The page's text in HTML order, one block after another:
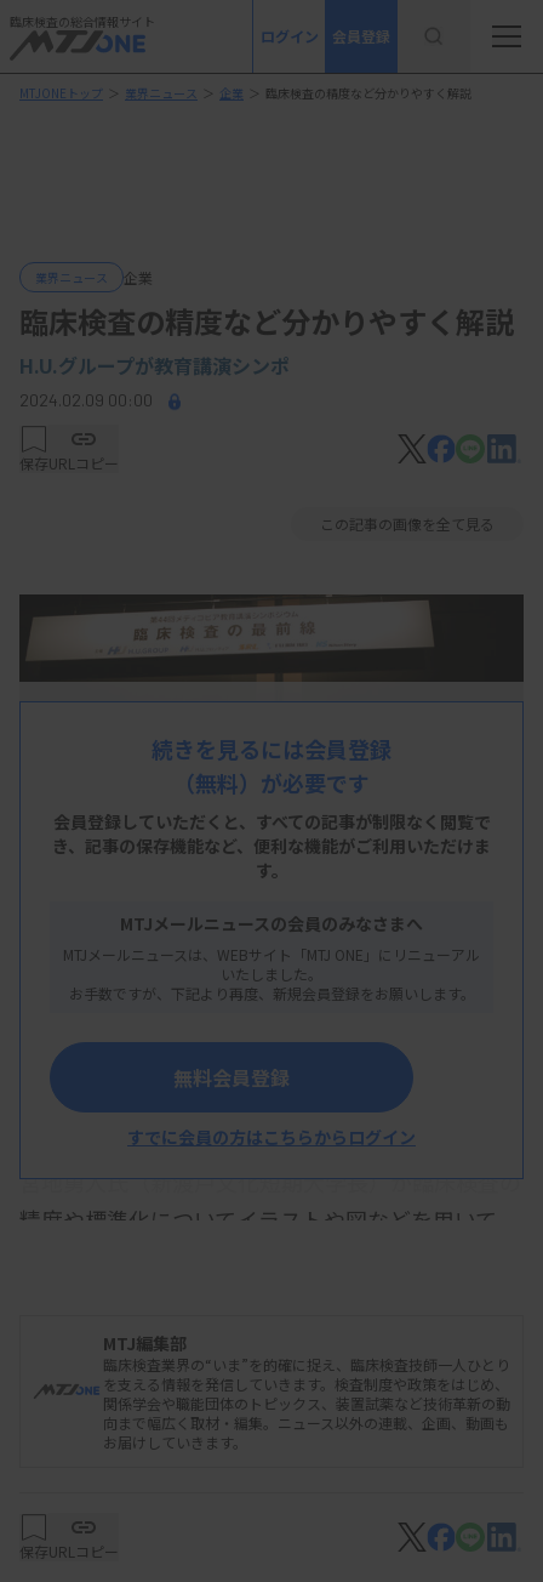
臨床検査の総合情報サイト
ログイン 会員登録
MTJONEトップ ＞ 業界ニュース ＞ 企業 ＞ 臨床検査の精度など分かりやすく解説
業界ニュース 企業
臨床検査の精度など分かりやすく解説
H.U.グループが教育講演シンポ
2024.02.09 00:00
保存URLコピー
この記事の画像を全て見る
教育講演シンポジウムを開催した。「臨床検査の最
前線」をテーマに臨床検査の総論を3人の演者が講
宮地勇人氏（新渡戸文化短期大学長）が臨床検査の
精度や標準化についてイラストや図などを用いて、
理の活動に支えられている」と話した。
村上正巳氏（群馬大学名誉教授）は、検査結果に影
響する原因について講演。閉経後の女性の総コレス
テロール高値など性別や年齢などにより変動する検
る検査項目を紹介した。
続きを見るには会員登録
（無料）が必要です
会員登録していただくと、すべての記事が制限なく閲覧で
き、 記事の保存機能など、便利な機能がご利用いただけま
す。
MTJメールニュースの会員のみなさまへ
MTJメールニュースは、WEBサイト「MTJ ONE」にリニューアル
いたしました。
お手数ですが、下記より再度、新規会員登録をお願いします。
無料会員登録
すでに会員の方はこちらからログイン
MTJ編集部
臨床検査業界の“いま”を的確に捉え、臨床検査技師一人ひとり
を支える情報を発信していきます。検査制度や政策をはじめ、
関係学会や職能団体のトピックス、装置試薬など技術革新の動
向まで幅広く取材・編集。ニュース以外の連載、企画、動画も
お届けしていきます。
保存URLコピー